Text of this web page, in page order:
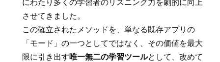
にわたり多くの学習者のリスニング力を劇的に向上
させてきました。
この確立されたメソッドを、単なる既存アプリの
「モード」の一つとしてではなく、その価値を最大
限に引き出す唯一無二の学習ツールとして、改めて